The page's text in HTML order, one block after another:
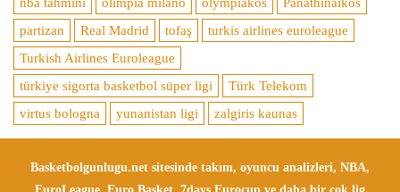
partizan
Real Madrid tofaş
turkis airlines euroleague
Turkish Airlines Euroleague
türkiye sigorta basketbol süper ligi
Türk Telekom
virtus bologna
yunanistan ligi zalgiris kaunas
Basketbolgunlugu.net sitesinde takım, oyuncu analizleri, NBA,